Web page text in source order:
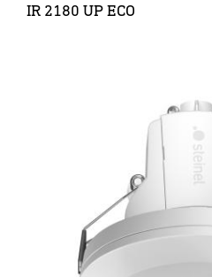
IR 2180 UP ECO